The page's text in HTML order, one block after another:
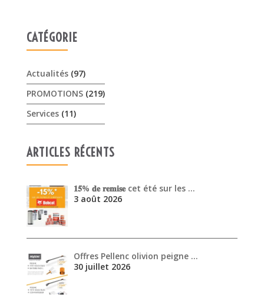
CATÉGORIE
Actualités(97)
PROMOTIONS(219)
Services(11)
ARTICLES RÉCENTS
𝟏𝟓% 𝐝𝐞 𝐫𝐞𝐦𝐢𝐬𝐞 cet été sur les …
3 août 2026
Offres Pellenc olivion peigne …
30 juillet 2026